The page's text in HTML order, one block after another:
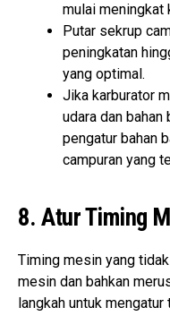
mulai meningkat
Putar sekrup
peningkatan
yang optimal.
Jika karburator
udara dan
pengatur bahan
campuran yang
8. Atur Timing
Timing mesin yang
mesin dan bahkan
langkah untuk